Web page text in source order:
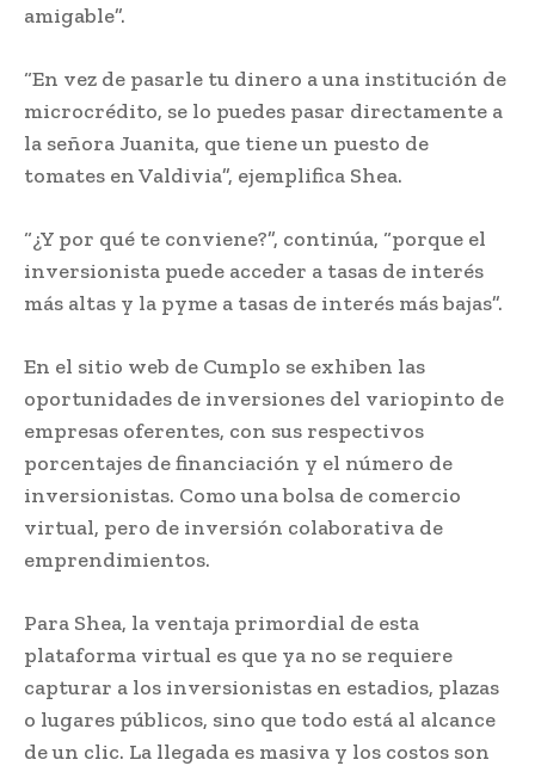
amigable”.
“En vez de pasarle tu dinero a una institución de
microcrédito, se lo puedes pasar directamente a
la señora Juanita, que tiene un puesto de
tomates en Valdivia”, ejemplifica Shea.
“¿Y por qué te conviene?”, continúa, “porque el
inversionista puede acceder a tasas de interés
más altas y la pyme a tasas de interés más bajas”.
En el sitio web de Cumplo se exhiben las
oportunidades de inversiones del variopinto de
empresas oferentes, con sus respectivos
porcentajes de financiación y el número de
inversionistas. Como una bolsa de comercio
virtual, pero de inversión colaborativa de
emprendimientos.
Para Shea, la ventaja primordial de esta
plataforma virtual es que ya no se requiere
capturar a los inversionistas en estadios, plazas
o lugares públicos, sino que todo está al alcance
de un clic. La llegada es masiva y los costos son